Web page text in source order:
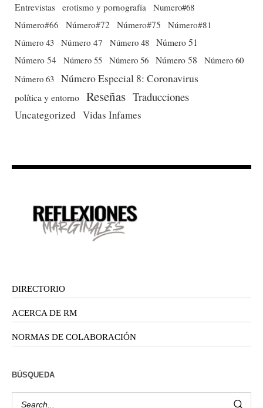
Entrevistas erotismo y pornografía
Numero#68
Número#66
Número#72 Número#75
Número#81
Número 43 Número 47 Número 48 Número 51
Número 54 Número 55 Número 56 Número 58
Número 60
Número 63 Número Especial 8: Coronavirus
política y entorno Reseñas Traducciones
Uncategorized Vidas Infames
DIRECTORIO
ACERCA DE RM
NORMAS DE COLABORACIÓN
BÚSQUEDA